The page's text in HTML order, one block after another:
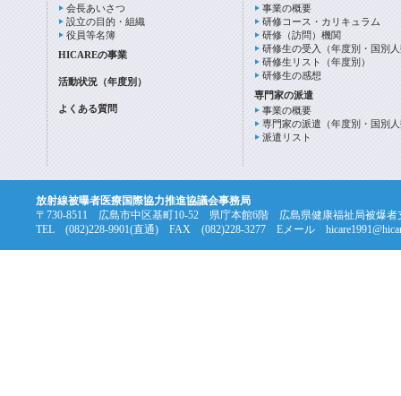
会長あいさつ
設立の目的・組織
役員等名簿
HICAREの事業
活動状況（年度別）
よくある質問
事業の概要
研修コース・カリキュラム
研修（訪問）機関
研修生の受入（年度別・国別
研修生リスト（年度別）
研修生の感想
専門家の派遣
事業の概要
専門家の派遣（年度別・国別
派遣リスト
放射線被曝者医療国際協力推進協議会事務局
〒730-8511 広島市中区基町10-52 県庁本館6階 広島県健康福祉局被爆者
TEL (082)228-9901(直通) FAX (082)228-3277 Eメール